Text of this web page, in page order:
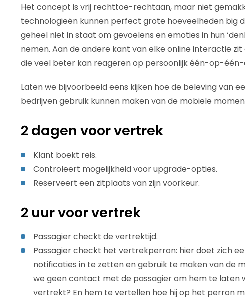
Het concept is vrij rechttoe-rechtaan, maar niet
technologieën kunnen perfect grote hoeveelheden big
geheel niet in staat om gevoelens en emoties in hun
nemen. Aan de andere kant van elke online interactie
die veel beter kan reageren op persoonlijk één-op-
Laten we bijvoorbeeld eens kijken hoe de beleving van
bedrijven gebruik kunnen maken van de mobiele
2 dagen voor vertrek
Klant boekt reis.
Controleert mogelijkheid voor upgrade-opties.
Reserveert een zitplaats van zijn voorkeur.
2 uur voor vertrek
Passagier checkt de vertrektijd.
Passagier checkt het vertrekperron: hier doet zich
notificaties in te zetten en gebruik te maken van de
we geen contact met de passagier om hem te laten
vertrekt? En hem te vertellen hoe hij op het perron